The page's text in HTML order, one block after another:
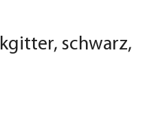
schwarz,